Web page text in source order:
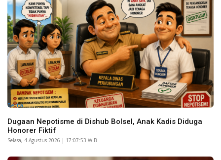
Berita
Dugaan Nepotisme di Dishub Bolsel, Anak Kadis Diduga
Honorer Fiktif
Selasa, 4 Agustus 2026 | 17:07:53 WIB